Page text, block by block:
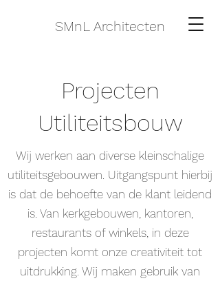
SMnL Architecten
Projecten
Utiliteitsbouw
Wij werken aan diverse kleinschalige
utiliteitsgebouwen. Uitgangspunt hierbij
is dat de behoefte van de klant leidend
is. Van kerkgebouwen, kantoren,
restaurants of winkels, in deze
projecten komt onze creativiteit tot
uitdrukking. Wij maken gebruik van